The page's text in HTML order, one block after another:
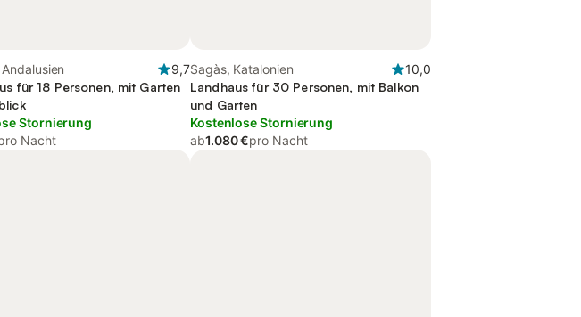
9,7
für 18 Personen, mit Garten
Stornierung
Nacht
Sagàs, Katalonien
10,0
Landhaus für 30 Personen, mit Balkon
und Garten
Kostenlose Stornierung
ab1.080 €pro Nacht